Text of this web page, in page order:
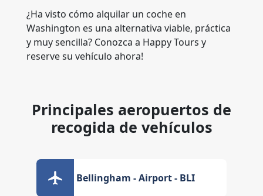
¿Ha visto cómo alquilar un coche en
Washington es una alternativa viable, práctica
y muy sencilla? Conozca a Happy Tours y
reserve su vehículo ahora!
Principales aeropuertos de
recogida de vehículos
Bellingham - Airport - BLI